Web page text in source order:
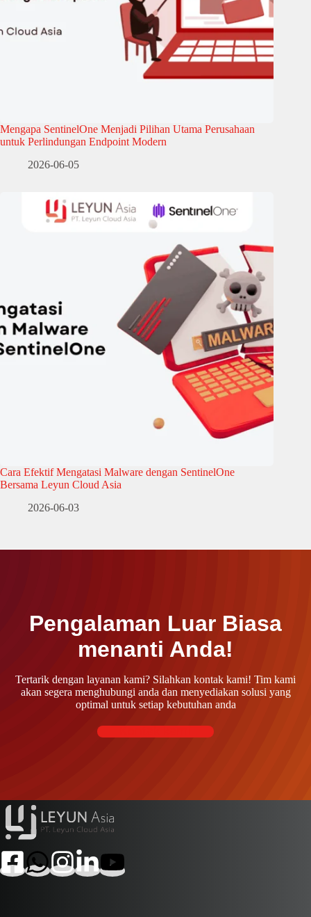
Mengapa SentinelOne Menjadi Pilihan Utama Perusahaan
untuk Perlindungan Endpoint Modern
2026-06-05
Cara Efektif Mengatasi Malware dengan SentinelOne
Bersama Leyun Cloud Asia
2026-06-03
Pengalaman Luar Biasa
menanti Anda!
Tertarik dengan layanan kami? Silahkan kontak kami! Tim kami
akan segera menghubungi anda dan menyediakan solusi yang
optimal untuk setiap kebutuhan anda
Kontak kami